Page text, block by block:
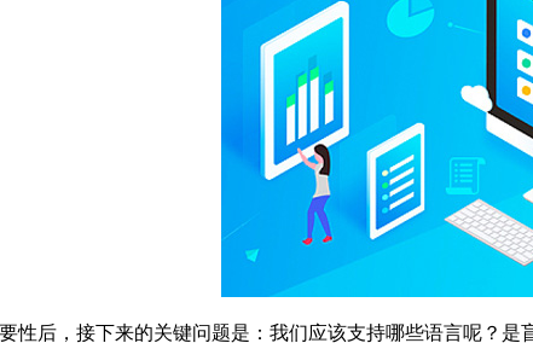
性后，接下来的关键问题是：我们应该支持哪些语言呢？